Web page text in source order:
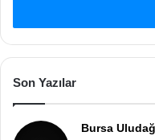
Son Yazılar
Bursa